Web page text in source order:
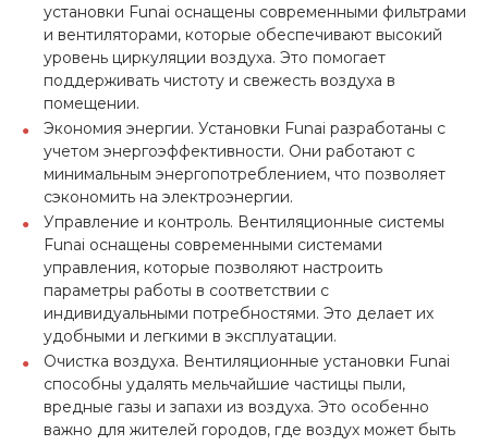
установки Funai оснащены современными фильтрами
и вентиляторами, которые обеспечивают высокий
уровень циркуляции воздуха. Это помогает
поддерживать чистоту и свежесть воздуха в
помещении.
Экономия энергии. Установки Funai разработаны с
учетом энергоэффективности. Они работают с
минимальным энергопотреблением, что позволяет
сэкономить на электроэнергии.
Управление и контроль. Вентиляционные системы
Funai оснащены современными системами
управления, которые позволяют настроить
параметры работы в соответствии с
индивидуальными потребностями. Это делает их
удобными и легкими в эксплуатации.
Очистка воздуха. Вентиляционные установки Funai
способны удалять мельчайшие частицы пыли,
вредные газы и запахи из воздуха. Это особенно
важно для жителей городов, где воздух может быть